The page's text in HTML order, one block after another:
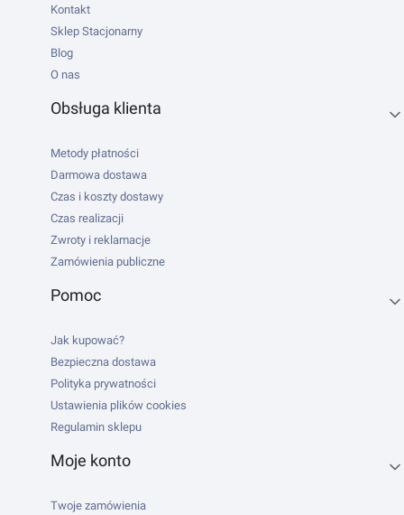
Kontakt
Sklep Stacjonarny
Blog
O nas
Obsługa klienta
Metody płatności
Darmowa dostawa
Czas i koszty dostawy
Czas realizacji
Zwroty i reklamacje
Zamówienia publiczne
Pomoc
Jak kupować?
Bezpieczna dostawa
Polityka prywatności
Ustawienia plików cookies
Regulamin sklepu
Moje konto
Twoje zamówienia